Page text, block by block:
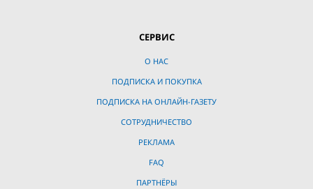
СЕРВИС
О НАС
ПОДПИСКА И ПОКУПКА
ПОДПИСКА НА ОНЛАЙН-ГАЗЕТУ
СОТРУДНИЧЕСТВО
РЕКЛАМА
FAQ
ПАРТНЁРЫ